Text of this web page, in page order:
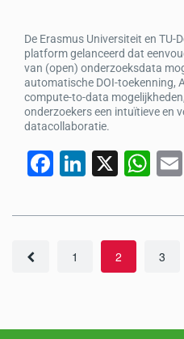
De Erasmus Universiteit en TU-
platform gelanceerd dat
van (open) onderzoeksdata
automatische DOI-toekenning,
compute-to-data
onderzoekers een intuïtieve en
datacollaboratie.
F
c
o
Li
k
dI
X W
at
A
p
1 2 3